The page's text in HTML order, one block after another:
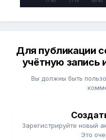
Для публикации
учётную запись
Вы должны быть
Зарегистрируйте новый
Это